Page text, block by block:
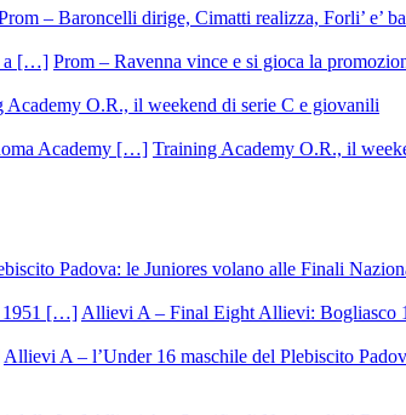
– Baroncelli dirige, Cimatti realizza, Forli’ e’
Prom – Ravenna vince e si gioca la
Academy O.R., il weekend di serie C e giovanili
Training Academy O.R., il
Padova: le Juniores volano alle Finali
Allievi A – Final Eight Allievi: Bogliasco
Allievi A – l’Under 16 maschile del Plebiscito